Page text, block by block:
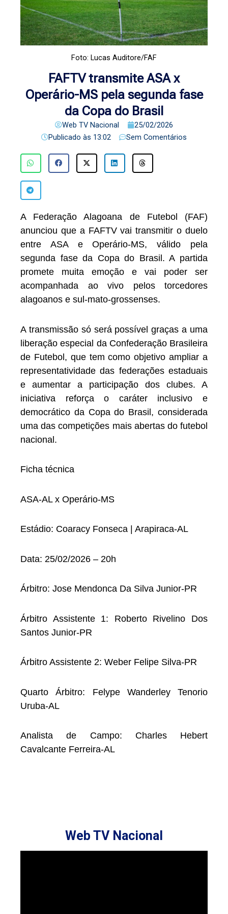
Foto: Lucas Auditore/FAF
FAFTV transmite ASA x
Operário-MS pela segunda fase
da Copa do Brasil
Web TV Nacional
25/02/2026
Publicado às 13:02 Sem Comentários
A Federação Alagoana de Futebol (FAF)
anunciou que a FAFTV vai transmitir o duelo
entre ASA e Operário-MS, válido pela
segunda fase da Copa do Brasil. A partida
promete muita emoção e vai poder ser
acompanhada ao vivo pelos torcedores
alagoanos e sul-mato-grossenses.
A transmissão só será possível graças a uma
liberação especial da Confederação Brasileira
de Futebol, que tem como objetivo ampliar a
representatividade das federações estaduais
e aumentar a participação dos clubes. A
iniciativa reforça o caráter inclusivo e
democrático da Copa do Brasil, considerada
uma das competições mais abertas do futebol
nacional.
Ficha técnica
ASA-AL x Operário-MS
Estádio: Coaracy Fonseca | Arapiraca-AL
Data: 25/02/2026 – 20h
Árbitro: Jose Mendonca Da Silva Junior-PR
Árbitro Assistente 1: Roberto Rivelino Dos
Santos Junior-PR
Árbitro Assistente 2: Weber Felipe Silva-PR
Quarto Árbitro: Felype Wanderley Tenorio
Uruba-AL
Analista de Campo: Charles Hebert
Cavalcante Ferreira-AL
Web TV Nacional